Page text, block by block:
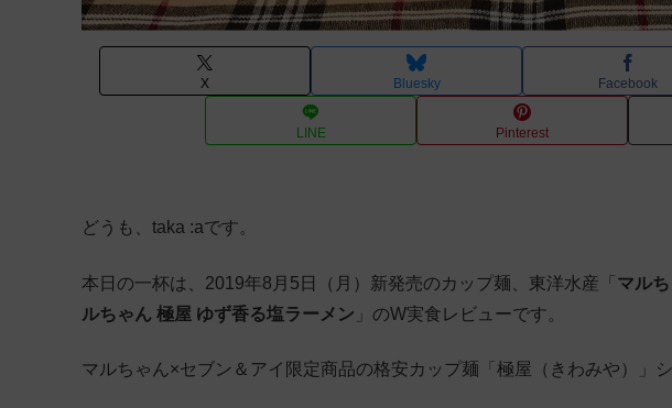
X Bluesky Facebook
LINE Pinterest
どうも、taka :aです。
本日の一杯は、2019年8月5日（月）新発売のカップ麺、東洋水産「 マル
ルちゃん 極屋 ゆず香る塩ラーメン 」のW実食レビューです。
マルちゃん×セブン＆アイ限定商品の格安カップ麺「極屋（きわみや）」